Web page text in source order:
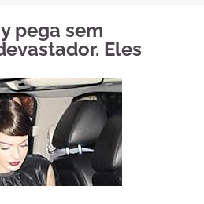
pega sem
Eles